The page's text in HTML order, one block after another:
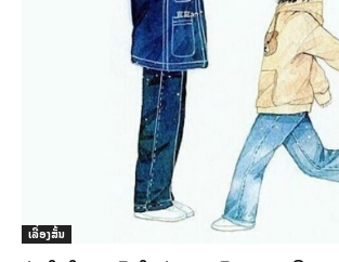
ເລື່ອງສັ້ນ